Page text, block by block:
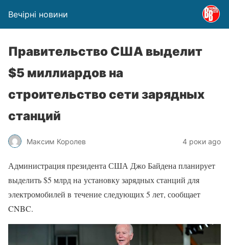
Вечірні новини
Правительство США выделит
$5 миллиардов на
строительство сети зарядных
станций
Максим Королев 4 роки ago
Администрация президента США Джо Байдена планирует
выделить $5 млрд на установку зарядных станций для
электромобилей в течение следующих 5 лет, сообщает
CNBC.